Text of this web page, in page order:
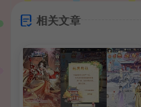
相关文章